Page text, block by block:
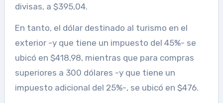
divisas, a $395,04.
En tanto, el dólar destinado al turismo en el
exterior -y que tiene un impuesto del 45%- se
ubicó en $418,98, mientras que para compras
superiores a 300 dólares -y que tiene un
impuesto adicional del 25%-, se ubicó en $476.